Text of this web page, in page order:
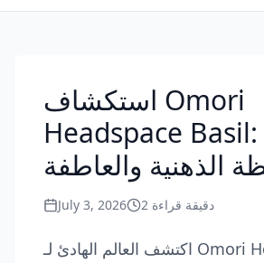
استكشاف Omori
Headspace Basil: رحلة
الذهنية والعاطفة
July 3, 2026 2 دقيقة قراءة
اكتشف العالم الهادئ لـ Omori Headspace